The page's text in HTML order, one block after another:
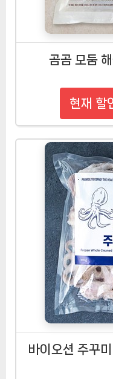
곰곰 모둠
현재 할
바이오션 주꾸